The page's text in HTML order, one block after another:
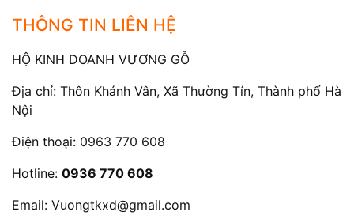
THÔNG TIN LIÊN HỆ
HỘ KINH DOANH VƯƠNG GỖ
Địa chỉ: Thôn Khánh Vân, Xã Thường Tín, Thành phố Hà
Nội
Điện thoại: 0963 770 608
Hotline: 0936 770 608
Email: Vuongtkxd@gmail.com